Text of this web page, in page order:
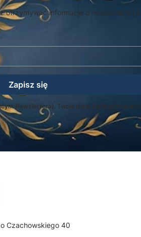
otrzymywać informacje o nowościach i
Zapisz się
Newslettera). Twoje dane będą
Czachowskiego 40